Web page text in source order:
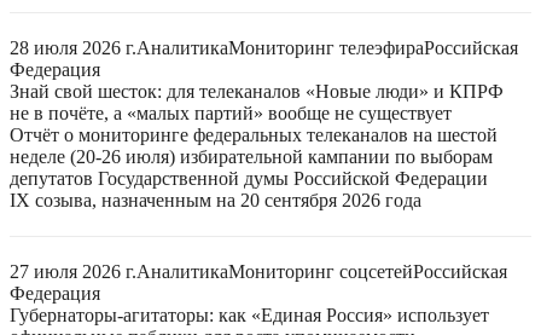
28 июля 2026 г.АналитикаМониторинг телеэфираРоссийская
Федерация
Знай свой шесток: для телеканалов «Новые люди» и КПРФ
не в почёте, а «малых партий» вообще не существует
Отчёт о мониторинге федеральных телеканалов на шестой
неделе (20-26 июля) избирательной кампании по выборам
депутатов Государственной думы Российской Федерации
IX созыва, назначенным на 20 сентября 2026 года
27 июля 2026 г.АналитикаМониторинг соцсетейРоссийская
Федерация
Губернаторы-агитаторы: как «Единая Россия» использует